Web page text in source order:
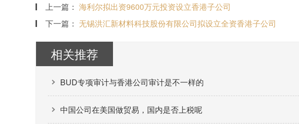
上一篇： 海利尔拟出资9600万元投资设立香港子公司
下一篇： 无锡洪汇新材料科技股份有限公司拟设立全资香港子公司
相关推荐
BUD专项审计与香港公司审计是不一样的
中国公司在美国做贸易，国内是否上税呢